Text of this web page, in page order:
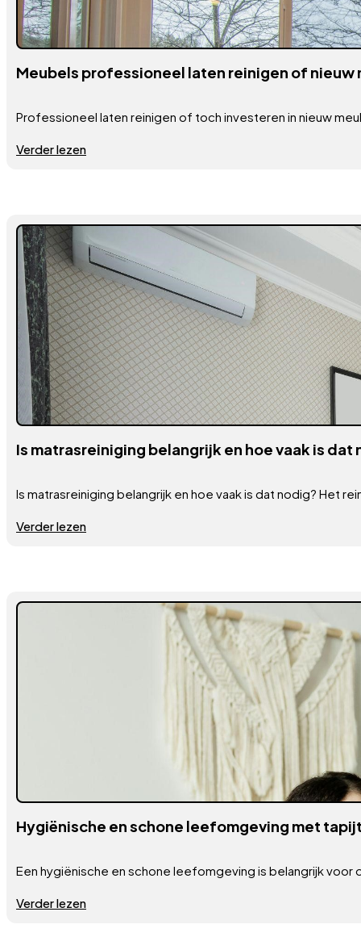
Meubels professioneel laten reinigen of nieuw
Professioneel laten reinigen of toch investeren in nieuw
Verder lezen
Is matrasreiniging belangrijk en hoe vaak is dat
Is matrasreiniging belangrijk en hoe vaak is dat nodig? Het
Verder lezen
Hygiënische en schone leefomgeving met
Een hygiënische en schone leefomgeving is belangrijk voor
Verder lezen